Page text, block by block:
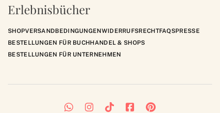
Erlebnisbücher
SHOPVERSANDBEDINGUNGENWIDERRUFSRECHTFAQSPRESSE
BESTELLUNGEN FÜR BUCHHANDEL & SHOPS
BESTELLUNGEN FÜR UNTERNEHMEN